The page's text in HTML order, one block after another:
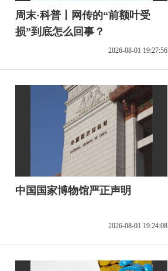
周末·科普丨网传的“前额叶受
损”到底怎么回事？
2026-08-01 19:27:56
中国国家博物馆严正声明
2026-08-01 19:24:08